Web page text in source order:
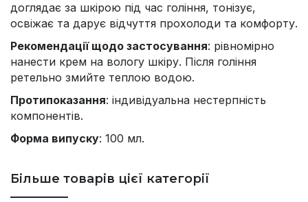
доглядає за шкірою під час гоління, тонізує,
освіжає та дарує відчуття прохолоди та комфорту.
Рекомендації щодо застосування: рівномірно
нанести крем на вологу шкіру. Після гоління
ретельно змийте теплою водою.
Протипоказання: індивідуальна нестерпність
компонентів.
Форма випуску: 100 мл.
Більше товарів цієї категорії